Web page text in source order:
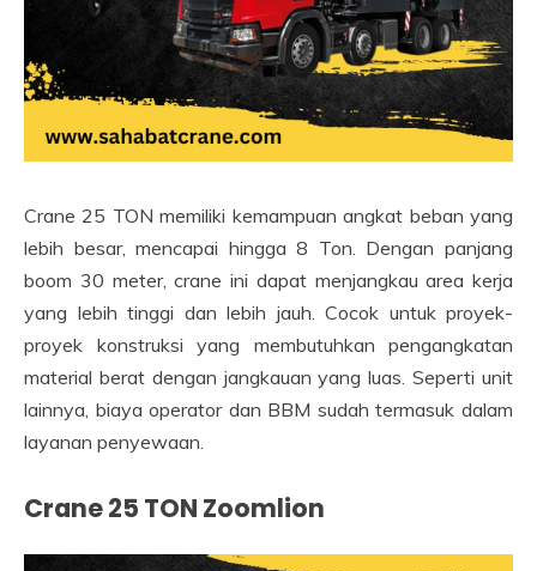
Crane 25 TON memiliki kemampuan angkat beban yang
lebih besar, mencapai hingga 8 Ton. Dengan panjang
boom 30 meter, crane ini dapat menjangkau area kerja
yang lebih tinggi dan lebih jauh. Cocok untuk proyek-
proyek konstruksi yang membutuhkan pengangkatan
material berat dengan jangkauan yang luas. Seperti unit
lainnya, biaya operator dan BBM sudah termasuk dalam
layanan penyewaan.
Crane 25 TON Zoomlion